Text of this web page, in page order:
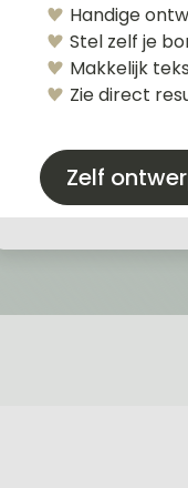
Handige
Stel zelf je
Makkelijk
Zie direct
Zelf